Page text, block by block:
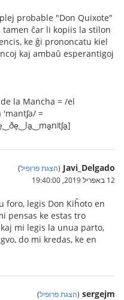
probable "Don Quixote"
ĉar li kopiis la stilon
ke ĝi prononcatu kiel
kaj ambaŭ esperantigoj
la Mancha = /el
=
Javi_Delgado
(הצגת פרופיל)
12 באפריל 2019, 19:40:00
foro, legis Don Kiĥoto en
pensas ke estas tro
mi legis la unua parto,
do mi kredas, ke en
sergejm
(הצגת פרופיל)